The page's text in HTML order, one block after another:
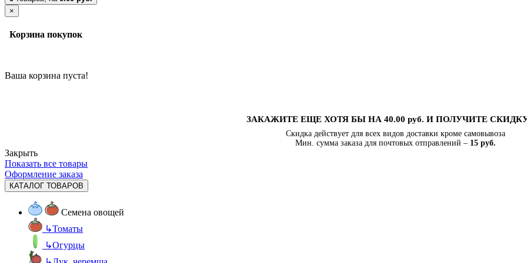
×
Корзина покупок
Ваша корзина пуста!
ЗАКАЖИТЕ ЕЩЕ ХОТЯ БЫ НА 40.00 руб. И ПОЛУЧИТЕ
Скидка действует для всех видов доставки кроме самовывоза
Мин. сумма заказа для почтовых отправлений – 15 руб.
Закрыть
Показать все товары
Оформление заказа
КАТАЛОГ ТОВАРОВ
Семена овощей
↳Томаты
↳Огурцы